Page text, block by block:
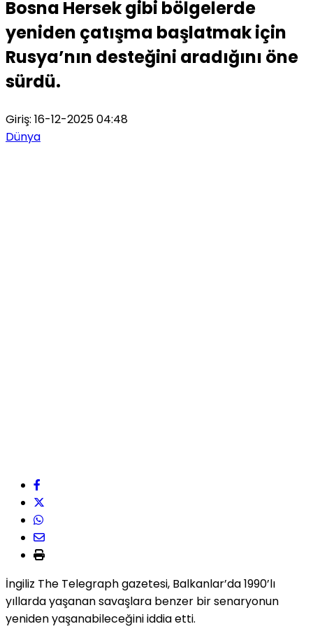
Bosna Hersek gibi bölgelerde
yeniden çatışma başlatmak için
Rusya’nın desteğini aradığını öne
sürdü.
Giriş: 16-12-2025 04:48
Dünya
İngiliz The Telegraph gazetesi, Balkanlar’da 1990’lı
yıllarda yaşanan savaşlara benzer bir senaryonun
yeniden yaşanabileceğini iddia etti.